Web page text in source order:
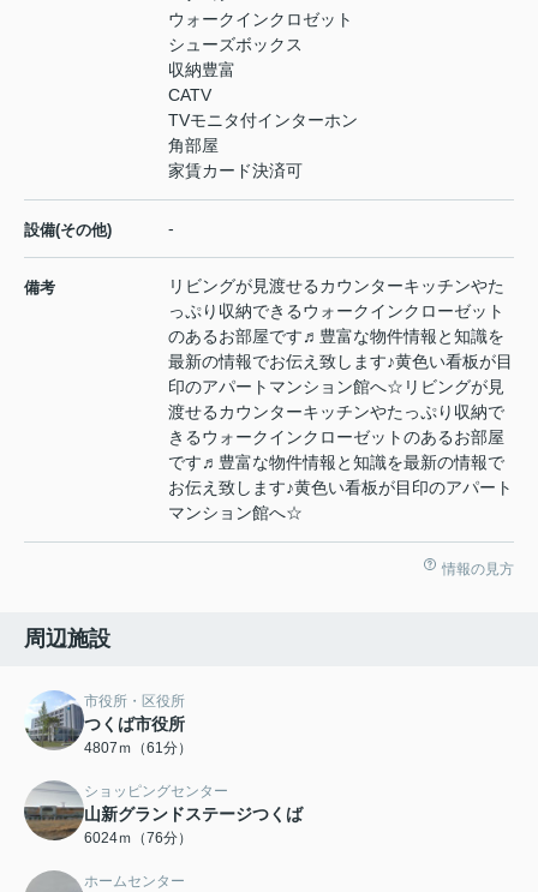
ウォークインクロゼット
シューズボックス
収納豊富
CATV
TVモニタ付インターホン
角部屋
家賃カード決済可
設備(その他) -
備考
リビングが見渡せるカウンターキッチンやた
っぷり収納できるウォークインクローゼット
のあるお部屋です♬豊富な物件情報と知識を
最新の情報でお伝え致します♪黄色い看板が目
印のアパートマンション館へ☆リビングが見
渡せるカウンターキッチンやたっぷり収納で
きるウォークインクローゼットのあるお部屋
です♬豊富な物件情報と知識を最新の情報で
お伝え致します♪黄色い看板が目印のアパート
マンション館へ☆
情報の見方
周辺施設
市役所・区役所
つくば市役所
4807ｍ（61分）
ショッピングセンター
山新グランドステージつくば
6024ｍ（76分）
ホームセンター